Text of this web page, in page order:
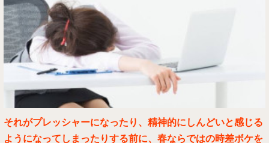
それがプレッシャーになったり、精神的にしんどいと感じる
ようになってしまったりする前に、春ならではの時差ボケを